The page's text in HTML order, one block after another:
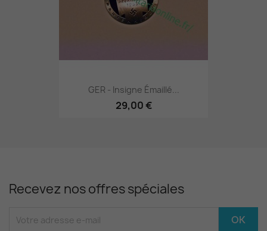
GER - Insigne Émaillé...
29,00 €
Recevez nos offres spéciales